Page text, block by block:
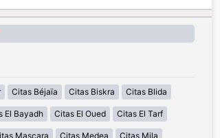
Citas Béjaïa Citas Biskra Citas Blida
El Bayadh Citas El Oued Citas El Tarf
Mascara Citas Medea Citas Mila